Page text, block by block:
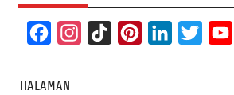
c
HALAMAN